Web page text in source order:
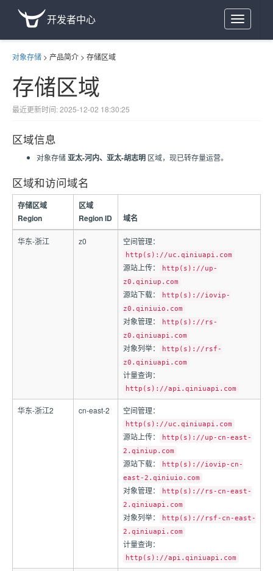
Toggle
navigation
开发者中心
对象存储 > 产品简介 > 存储区域
存储区域
最近更新时间: 2025-12-02 18:30:25
区域信息
对象存储亚太-河内、亚太-胡志明 区域，现已转存量运营。
区域和访问域名
存储区域
Region
区域
Region ID
域名
华东-浙江 z0 空间管理：
http(s)://uc.qiniuapi.com
源站上传：
http(s)://up-
z0.qiniup.com
源站下载：
http(s)://iovip-
z0.qiniuio.com
对象管理：
http(s)://rs-
z0.qiniuapi.com
对象列举：
http(s)://rsf-
z0.qiniuapi.com
计量查询：
http(s)://api.qiniuapi.com
华东-浙江2 cn-east-2 空间管理：
http(s)://uc.qiniuapi.com
源站上传：
http(s)://up-cn-east-
2.qiniup.com
源站下载：
http(s)://iovip-cn-
east-2.qiniuio.com
对象管理：
http(s)://rs-cn-east-
2.qiniuapi.com
对象列举：
http(s)://rsf-cn-east-
2.qiniuapi.com
计量查询：
http(s)://api.qiniuapi.com